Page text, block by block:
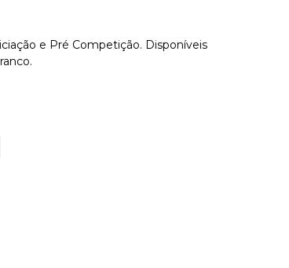
e Pré Competição. Disponíveis